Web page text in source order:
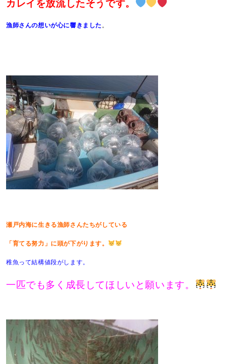
カレイを放流したそうです。
漁師さんの想いが心に響きました 。
瀬戸内海に生きる漁師さんたちがしている
「育てる努力」に頭が下がります。
稚魚って結構値段がします。
一匹でも多く成長してほしいと願います。